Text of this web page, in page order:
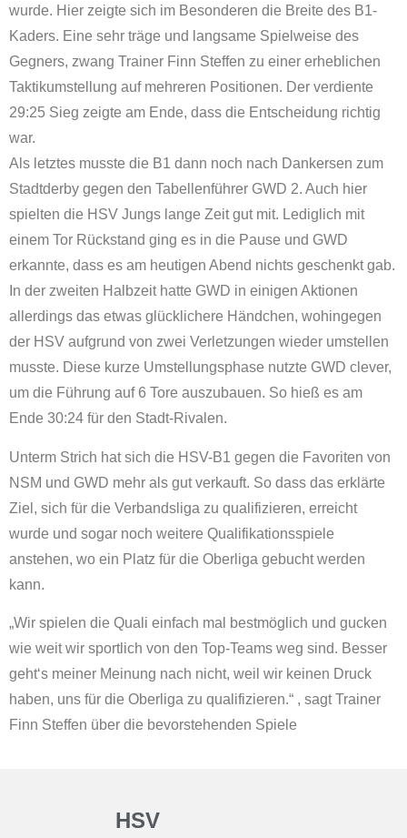
wurde. Hier zeigte sich im Besonderen die Breite des B1-
Kaders. Eine sehr träge und langsame Spielweise des
Gegners, zwang Trainer Finn Steffen zu einer erheblichen
Taktikumstellung auf mehreren Positionen. Der verdiente
29:25 Sieg zeigte am Ende, dass die Entscheidung richtig
war.
Als letztes musste die B1 dann noch nach Dankersen zum
Stadtderby gegen den Tabellenführer GWD 2. Auch hier
spielten die HSV Jungs lange Zeit gut mit. Lediglich mit
einem Tor Rückstand ging es in die Pause und GWD
erkannte, dass es am heutigen Abend nichts geschenkt gab.
In der zweiten Halbzeit hatte GWD in einigen Aktionen
allerdings das etwas glücklichere Händchen, wohingegen
der HSV aufgrund von zwei Verletzungen wieder umstellen
musste. Diese kurze Umstellungsphase nutzte GWD clever,
um die Führung auf 6 Tore auszubauen. So hieß es am
Ende 30:24 für den Stadt-Rivalen.
Unterm Strich hat sich die HSV-B1 gegen die Favoriten von
NSM und GWD mehr als gut verkauft. So dass das erklärte
Ziel, sich für die Verbandsliga zu qualifizieren, erreicht
wurde und sogar noch weitere Qualifikationsspiele
anstehen, wo ein Platz für die Oberliga gebucht werden
kann.
„Wir spielen die Quali einfach mal bestmöglich und gucken
wie weit wir sportlich von den Top-Teams weg sind. Besser
geht‘s meiner Meinung nach nicht, weil wir keinen Druck
haben, uns für die Oberliga zu qualifizieren.“ , sagt Trainer
Finn Steffen über die bevorstehenden Spiele
HSV